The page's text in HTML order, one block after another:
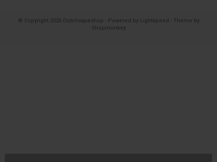
© Copyright 2026 Dutchvapeshop - Powered by Lightspeed - Theme by
Shopmonkey